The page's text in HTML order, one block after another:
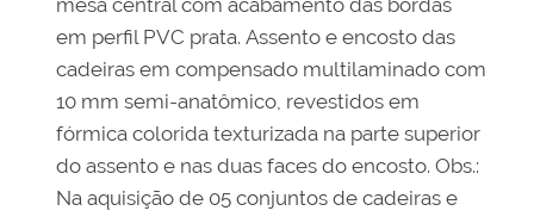
mesa central com acabamento das bordas
em perfil PVC prata. Assento e encosto das
cadeiras em compensado multilaminado com
10 mm semi-anatômico, revestidos em
fórmica colorida texturizada na parte superior
do assento e nas duas faces do encosto. Obs.:
Na aquisição de 05 conjuntos de cadeiras e